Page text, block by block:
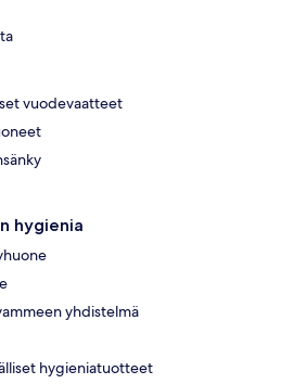
vuodevaatteet
hygienia
yhdistelmä
hygieniatuotteet